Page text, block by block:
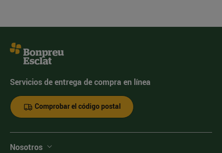
Servicios de entrega de compra en línea
Comprobar el código postal
Nosotros